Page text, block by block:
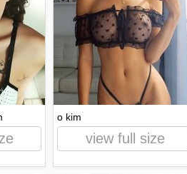
o kim
view full size